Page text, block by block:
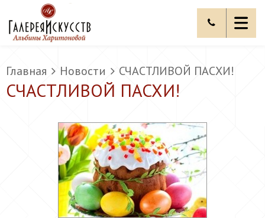
Главная Новости СЧАСТЛИВОЙ ПАСХИ!
СЧАСТЛИВОЙ ПАСХИ!